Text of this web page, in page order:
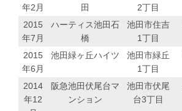
年2月
田
2丁目
2015
年7月
ハーティス池田石
橋
池田市住吉
1丁目
2015
年6月
池田緑ヶ丘ハイツ
池田市緑丘
1丁目
2014
年12
阪急池田伏尾台マ
ンション
池田市伏尾
台3丁目